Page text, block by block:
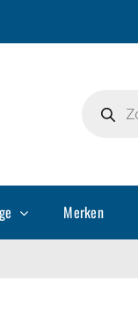
zoeken
Merken